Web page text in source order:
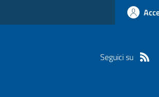
Seguici su